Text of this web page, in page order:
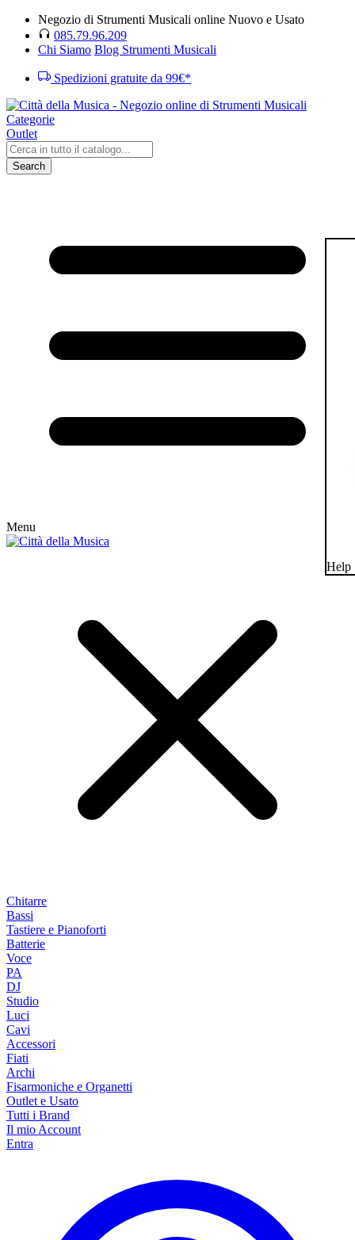
Negozio di Strumenti Musicali online Nuovo e Usato
085.79.96.209
Chi Siamo Blog Strumenti Musicali
Spedizioni gratuite da 99€*
Categorie
Outlet
Search
Menu
Chitarre
Bassi
Tastiere e Pianoforti
Batterie
Voce
PA
DJ
Studio
Luci
Cavi
Accessori
Fiati
Archi
Fisarmoniche e Organetti
Outlet e Usato
Tutti i Brand
Il mio Account
Entra
Help